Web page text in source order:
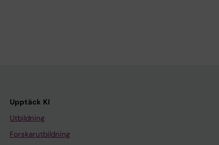
Upptäck KI
Utbildning
Forskarutbildning